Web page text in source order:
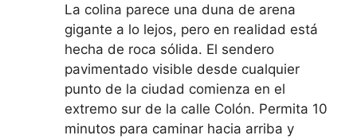
La colina parece una duna de arena
gigante a lo lejos, pero en realidad está
hecha de roca sólida. El sendero
pavimentado visible desde cualquier
punto de la ciudad comienza en el
extremo sur de la calle Colón. Permita 10
minutos para caminar hacia arriba y